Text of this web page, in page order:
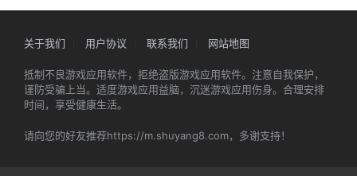
关于我们 用户协议 联系我们 网站地图
抵制不良游戏应用软件，拒绝盗版游戏应用软件。注意自我保护，
谨防受骗上当。适度游戏应用益脑，沉迷游戏应用伤身。合理安排
时间，享受健康生活。
请向您的好友推荐https://m.shuyang8.com，多谢支持！